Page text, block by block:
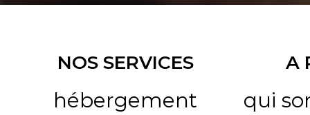
NOS SERVICES
hébergement
A
qui